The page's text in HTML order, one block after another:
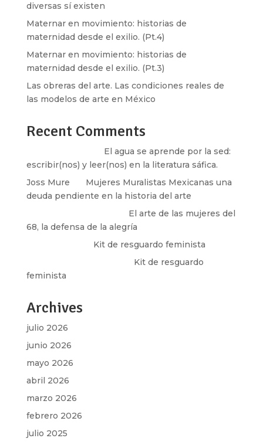
diversas sí existen
Maternar en movimiento: historias de
maternidad desde el exilio. (Pt.4)
Maternar en movimiento: historias de
maternidad desde el exilio. (Pt.3)
Las obreras del arte. Las condiciones reales de
las modelos de arte en México
Recent Comments
El agua se aprende por la sed:
escribir(nos) y leer(nos) en la literatura sáfica.
Joss Mure
Mujeres Muralistas Mexicanas una
deuda pendiente en la historia del arte
El arte de las mujeres del
68, la defensa de la alegría
Kit de resguardo feminista
Kit de resguardo
feminista
Archives
julio 2026
junio 2026
mayo 2026
abril 2026
marzo 2026
febrero 2026
julio 2025